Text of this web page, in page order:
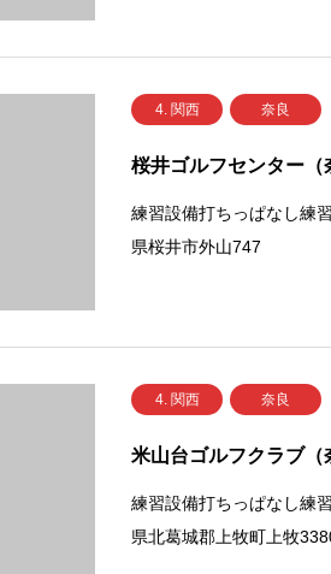
4. 関西 奈良
桜井ゴルフセンター（
練習設備打ちっぱなし練
県桜井市外山747
4. 関西 奈良
米山台ゴルフクラブ（
練習設備打ちっぱなし練
県北葛城郡上牧町上牧